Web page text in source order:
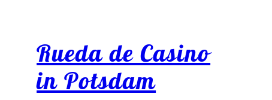
Rueda de Casino
in Potsdam